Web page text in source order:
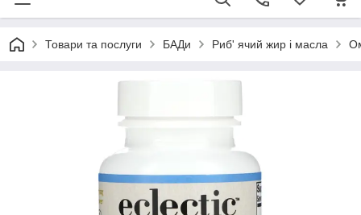
Товари та послуги БАДи Риб' ячий жир і масла